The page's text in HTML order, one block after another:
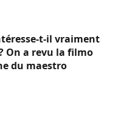
t-il vraiment
On a revu la filmo
du maestro